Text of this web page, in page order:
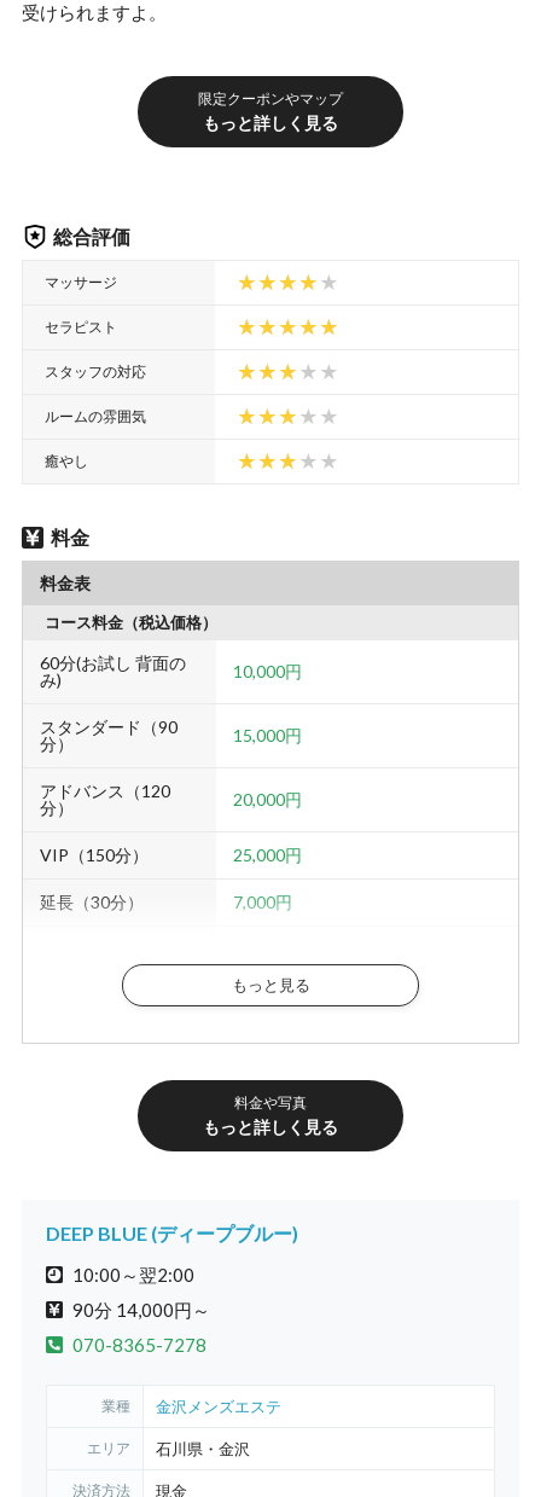
受けられますよ。
限定クーポンやマップ
もっと詳しく見る
総合評価
マッサージ
セラピスト
スタッフの対応
ルームの雰囲気
癒やし
料金
料金表
コース料金（税込価格）
60分(お試し 背面の
み)
10,000円
スタンダード（90
分）
15,000円
アドバンス（120
分）
20,000円
VIP（150分） 25,000円
延長（30分） 7,000円
オプション料金
オイル ドバドバ (90分以上)
施術着チェンジ
泡ローズ
もっと見る
料金や写真
もっと詳しく見る
DEEP BLUE (ディープブルー)
10:00～翌2:00
90分 14,000円～
070-8365-7278
業種 金沢メンズエステ
エリア 石川県・金沢
決済方法 現金